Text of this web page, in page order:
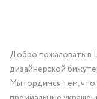
Добро пожаловать в
дизайнерской
Мы гордимся тем,